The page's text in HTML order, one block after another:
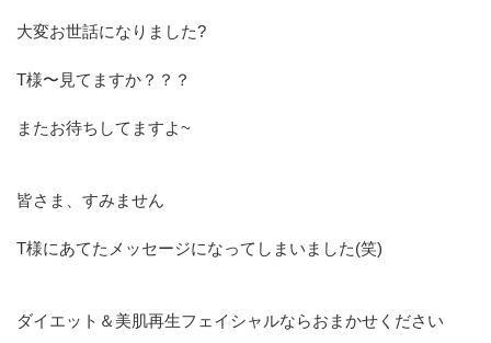
大変お世話になりました?
T様〜見てますか？？？
またお待ちしてますよ~
皆さま、すみません
T様にあてたメッセージになってしまいました(笑)
ダイエット＆美肌再生フェイシャルならおまかせください